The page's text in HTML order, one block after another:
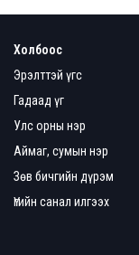
Холбоос
Эрэлттэй үгс
Гадаад үг
Улс орны нэр
Аймаг, сумын нэр
Зөв бичгийн дүрэм
Үгийн санал илгээх